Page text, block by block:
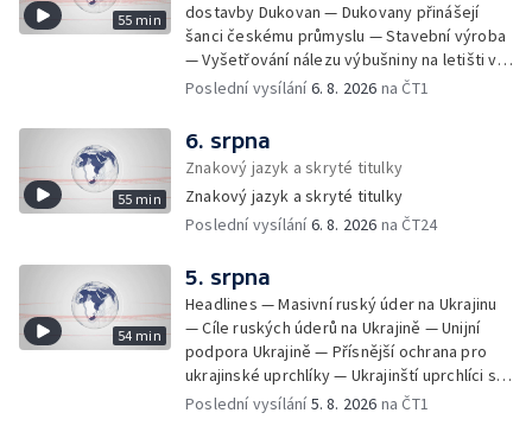
55 min
dostavby Dukovan — Dukovany přinášejí
šanci českému průmyslu — Stavební výroba
— Vyšetřování nálezu výbušniny na letišti v
Lipsku — Bourání torza vyhořelé budovy ve
Omezování spotřeby vody v Jihlavě — Čistý
zisk bank — Jednání o ukončení bojů na
Blízkém východě — Opakované údery na
jižní Libanon — Přibylo zásahů horské služby
— Bezpečnostní opatření kvůli Evropské lize
Oscara — Doživotní trest pro Afghánce —
Slevy na jízdném — Aktualizace plánu
adaptace na klimatické změny — Letošní
teplotní rekordy — Škody po nočních
bouřkách na východě Čech — Výhled počasí
na další dny — Sucho dělá problémy
zemědělcům i drobným pěstitelům — Výhled
Poslední vysílání6. 8. 2026 na ČT1
55 min
6. srpna
Znakový jazyk a skryté titulky
Znakový jazyk a skryté titulky
Poslední vysílání6. 8. 2026 na ČT24
54 min
5. srpna
Headlines — Masivní ruský úder na Ukrajinu
— Cíle ruských úderů na Ukrajině — Unijní
podpora Ukrajině — Přísnější ochrana pro
ukrajinské uprchlíky — Ukrajinští uprchlíci s
dočasnou ochranou v Česku — Uprchlíci s
Poslední vysílání5. 8. 2026 na ČT1